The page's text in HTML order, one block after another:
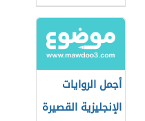
أجمل الروايات
الإنجليزية القصيرة